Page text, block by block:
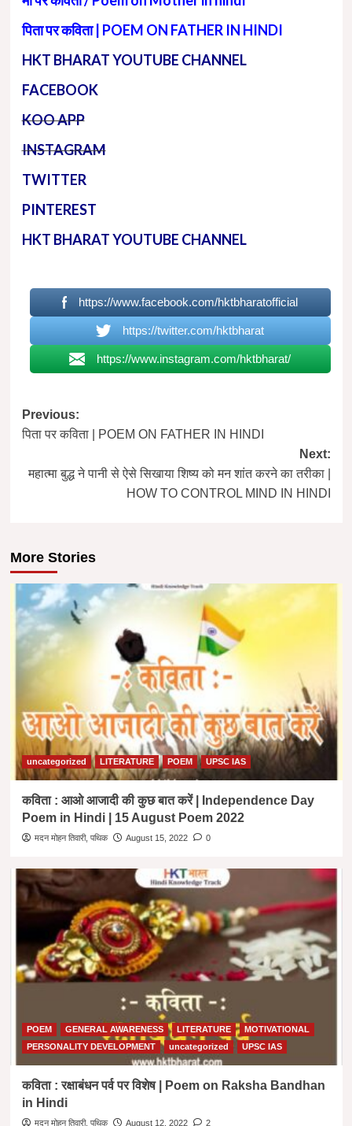
पिता पर कविता | POEM ON FATHER IN HINDI
HKT BHARAT YOUTUBE CHANNEL
FACEBOOK
KOO APP
INSTAGRAM
TWITTER
PINTEREST
HKT BHARAT YOUTUBE CHANNEL
https://www.facebook.com/hktbharatofficial
https://twitter.com/hktbharat
https://www.instagram.com/hktbharat/
Post
navigation
Previous:
पिता पर कविता | POEM ON FATHER IN HINDI
Next:
महात्मा बुद्ध ने पानी से ऐसे सिखाया शिष्य को मन शांत करने का तरीका |
HOW TO CONTROL MIND IN HINDI
More Stories
uncategorized LITERATURE POEM UPSC IAS
कविता : आओ आजादी की कुछ बात करें | Independence Day
Poem in Hindi | 15 August Poem 2022
मदन मोहन तिवारी, पथिक August 15, 2022 0
POEM GENERAL AWARENESS LITERATURE
MOTIVATIONAL
PERSONALITY DEVELOPMENT
uncategorized UPSC IAS
कविता : रक्षाबंधन पर्व पर विशेष | Poem on Raksha Bandhan
in Hindi
मदन मोहन तिवारी, पथिक August 12, 2022 2